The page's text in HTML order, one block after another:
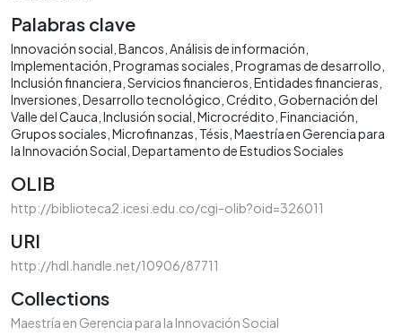
Palabras clave
Innovación social Bancos Análisis de información
Implementación Programas sociales Programas de desarrollo
Inclusión financiera Servicios financieros Entidades financieras
Inversiones Desarrollo tecnológico Crédito Gobernación del
Valle del Cauca Inclusión social Microcrédito Financiación
Grupos sociales Microfinanzas Tésis Maestría en Gerencia para
la Innovación Social Departamento de Estudios Sociales
OLIB
http://biblioteca2.icesi.edu.co/cgi-olib?oid=326011
URI
http://hdl.handle.net/10906/87711
Collections
Maestría en Gerencia para la Innovación Social